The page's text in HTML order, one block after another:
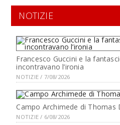
NOTIZIE
Francesco Guccini e la
incontravano l’ironia
NOTIZIE / 7/08/2026
Campo Archimede di Thomas
NOTIZIE / 6/08/2026